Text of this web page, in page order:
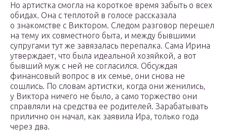
Но артистка смогла на короткое время забыть о всех
обидах. Она с теплотой в голосе рассказала
о знакомстве с Виктором. Следом разговор перешел
на тему их совместного быта, и между бывшими
супругами тут же завязалась перепалка. Сама Ирина
утверждает, что была идеальной хозяйкой, а вот
бывший муж с ней не согласился. Обсуждая
финансовый вопрос в их семье, они снова не
сошлись. По словам артистки, когда они женились,
у Виктора ничего не было, а само торжество они
справляли на средства ее родителей. Зарабатывать
прилично он начал, как заявила Ира, только года
через два.